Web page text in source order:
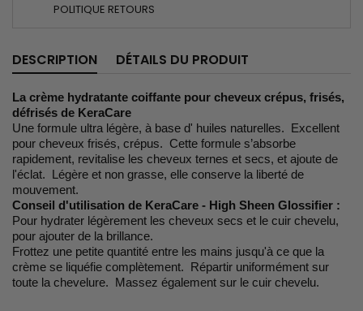
POLITIQUE RETOURS
DESCRIPTION DÉTAILS DU PRODUIT
La crème hydratante coiffante pour cheveux crépus, frisés,
défrisés de KeraCare
Une formule ultra légère, à base d' huiles naturelles. Excellent
pour cheveux frisés, crépus. Cette formule s’absorbe
rapidement, revitalise les cheveux ternes et secs, et ajoute de
l'éclat. Légère et non grasse, elle conserve la liberté de
mouvement.
Conseil d'utilisation de KeraCare - High Sheen Glossifier :
Pour hydrater légèrement les cheveux secs et le cuir chevelu,
pour ajouter de la brillance.
Frottez une petite quantité entre les mains jusqu'à ce que la
crème se liquéfie complètement. Répartir uniformément sur
toute la chevelure. Massez également sur le cuir chevelu.